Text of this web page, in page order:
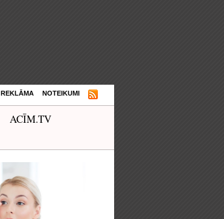
REKLĀMA NOTEIKUMI
ACĪM.TV